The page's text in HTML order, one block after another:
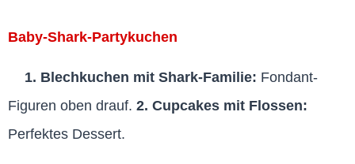
Baby-Shark-Partykuchen
1. Blechkuchen mit Shark-Familie: Fondant-
Figuren oben drauf. 2. Cupcakes mit Flossen:
Perfektes Dessert.